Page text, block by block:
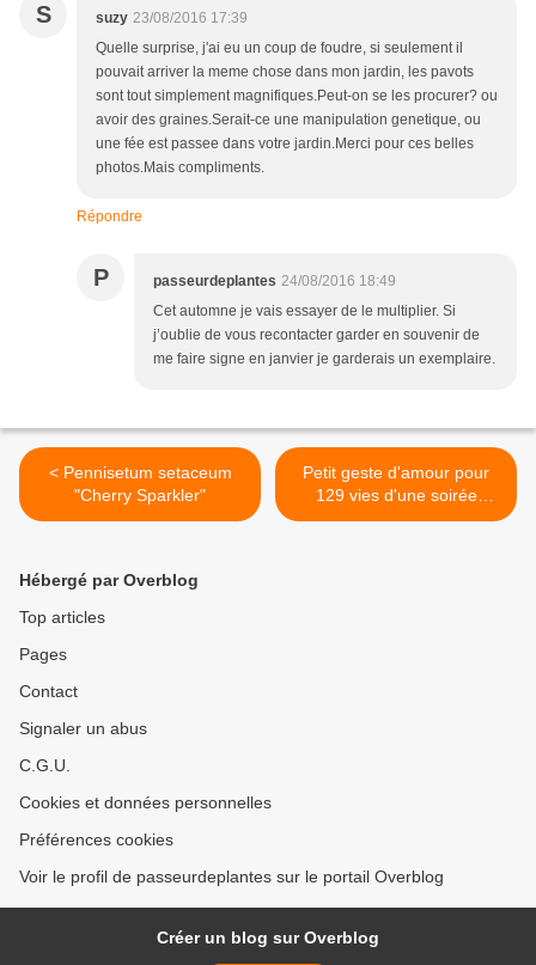
S suzy 23/08/2016 17:39
Quelle surprise, j'ai eu un coup de foudre, si seulement il
pouvait arriver la meme chose dans mon jardin, les pavots
sont tout simplement magnifiques.Peut-on se les procurer? ou
avoir des graines.Serait-ce une manipulation genetique, ou
une fée est passee dans votre jardin.Merci pour ces belles
photos.Mais compliments.
Répondre
P passeurdeplantes 24/08/2016 18:49
Cet automne je vais essayer de le multiplier. Si
j’oublie de vous recontacter garder en souvenir de
me faire signe en janvier je garderais un exemplaire.
< Pennisetum setaceum
"Cherry Sparkler"
Petit geste d'amour pour
129 vies d'une soirée
d'horreur >
Hébergé par Overblog
Top articles
Pages
Contact
Signaler un abus
C.G.U.
Cookies et données personnelles
Préférences cookies
Voir le profil de passeurdeplantes sur le portail Overblog
Créer un blog sur Overblog